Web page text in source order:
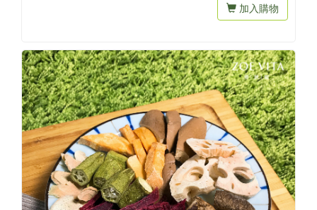
加入購物